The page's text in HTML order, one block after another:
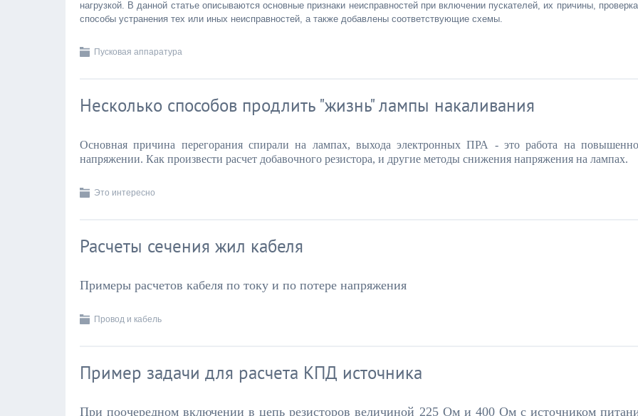
нагрузкой. В данной статье описываются основные признаки неисправностей при включении пускателей, их причины,
способы устранения тех или иных неисправностей, а также добавлены соответствующие схемы.
Пусковая аппаратура
Несколько способов продлить "жизнь" лампы накаливания
Основная причина перегорания спирали на лампах, выхода электронных ПРА - это работа на
напряжении. Как произвести расчет добавочного резистора, и другие методы снижения напряжения на лампах.
Это интересно
Расчеты сечения жил кабеля
Примеры расчетов кабеля по току и по потере напряжения
Провод и кабель
Пример задачи для расчета КПД источника
При поочередном включении в цепь резисторов величиной 225 Ом и 400 Ом с источником